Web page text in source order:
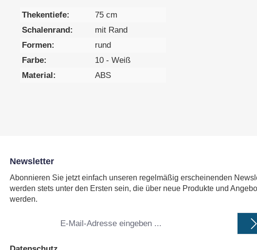
Thekentiefe:
75 cm
Schalenrand:
mit Rand
Formen:
rund
Farbe:
10 - Weiß
Material:
ABS
Newsletter
Abonnieren Sie jetzt einfach unseren regelmäßig erscheinenden
werden stets unter den Ersten sein, die über neue Produkte und
werden.
Mail-